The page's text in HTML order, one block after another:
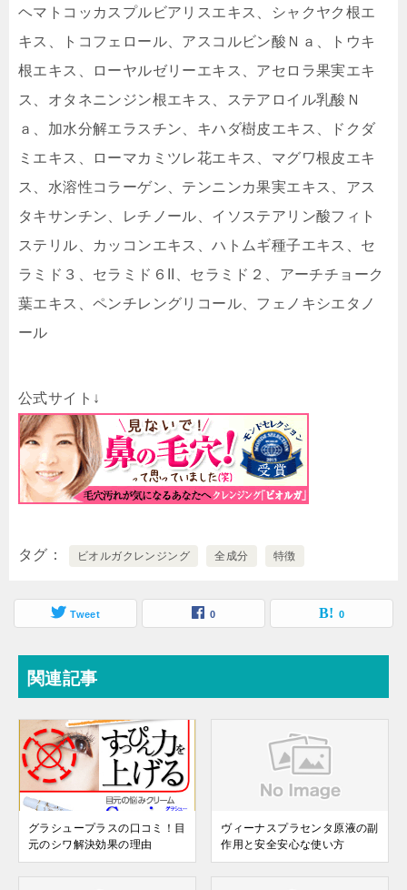
ヘマトコッカスプルビアリスエキス、シャクヤク根エ
キス、トコフェロール、アスコルビン酸Ｎａ、トウキ
根エキス、ローヤルゼリーエキス、アセロラ果実エキ
ス、オタネニンジン根エキス、ステアロイル乳酸Ｎ
ａ、加水分解エラスチン、キハダ樹皮エキス、ドクダ
ミエキス、ローマカミツレ花エキス、マグワ根皮エキ
ス、水溶性コラーゲン、テンニンカ果実エキス、アス
タキサンチン、レチノール、イソステアリン酸フィト
ステリル、カッコンエキス、ハトムギ種子エキス、セ
ラミド３、セラミド６II、セラミド２、アーチチョーク
葉エキス、ペンチレングリコール、フェノキシエタノ
ール
公式サイト↓
タグ ビオルガクレンジング 全成分 特徴
Tweet 0 0
関連記事
グラシュープラスの口コミ！目
元のシワ解決効果の理由
ヴィーナスプラセンタ原液の副
作用と安全安心な使い方